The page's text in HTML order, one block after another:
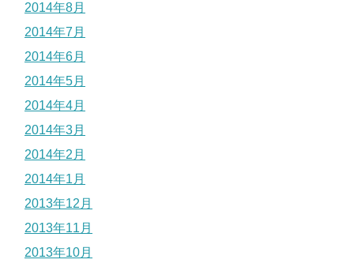
2014年8月
2014年7月
2014年6月
2014年5月
2014年4月
2014年3月
2014年2月
2014年1月
2013年12月
2013年11月
2013年10月